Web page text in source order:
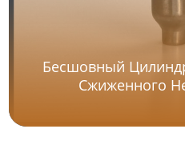
Бесшовный
Сжиженного